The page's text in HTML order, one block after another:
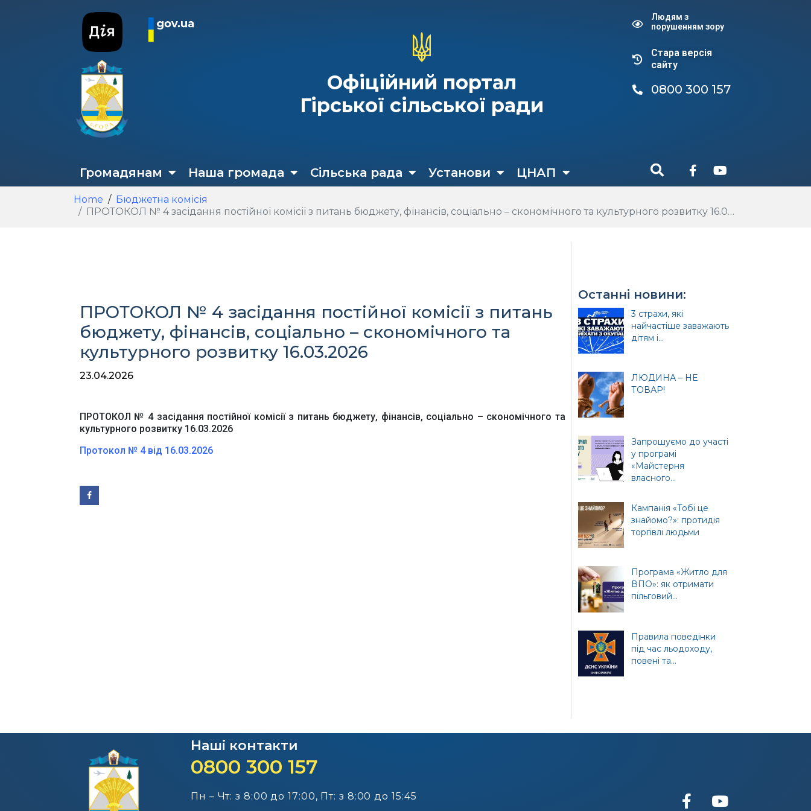
Офіційний портал
Гірської сільської ради
Людям з
порушенням зору
Стара версiя
сайту
0800 300 157
Громадянам Наша громада Сільська рада Установи ЦНАП
Home
Бюджетна комісія
ПРОТОКОЛ № 4 засідання постійної комісії з питань бюджету, фінансів, соціально – скономічного та культурного розвитку 16.03.2026
ПРОТОКОЛ № 4 засідання постійної комісії з питань
бюджету, фінансів, соціально – скономічного та
культурного розвитку 16.03.2026
23.04.2026
ПРОТОКОЛ № 4 засідання постійної комісії з питань бюджету, фінансів, соціально – скономічного та
культурного розвитку 16.03.2026
Протокол № 4 від 16.03.2026
Останні новини:
3 страхи, які
найчастіше заважають
дітям і...
ЛЮДИНА – НЕ
ТОВАР!
Запрошуємо до участі
у програмі
«Майстерня
власного...
Кампанія «Тобі це
знайомо?»: протидія
торгівлі людьми
Програма «Житло для
ВПО»: як отримати
пільговий...
Правила поведінки
під час льодоходу,
повені та...
Наші контакти
0800 300 157
Пн – Чт: з 8:00 до 17:00, Пт: з 8:00 до 15:45